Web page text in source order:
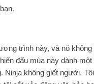
trình này, và nó
đấu mùa này dành
Ninja không giết người.